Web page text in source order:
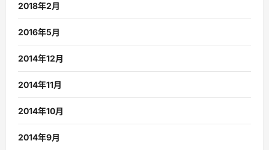
2018年2月
2016年5月
2014年12月
2014年11月
2014年10月
2014年9月